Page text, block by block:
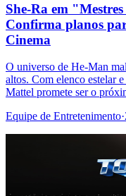
She-Ra em
Confirma planos
Cinema
O universo de He-Man
altos. Com elenco estelar
Mattel promete ser o
Equipe de Entretenimento·